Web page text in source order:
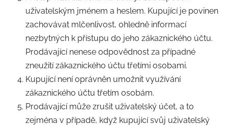
uživatelským jménem a heslem. Kupující je povinen
zachovávat mlčenlivost, ohledně informací
nezbytných k přístupu do jeho zákaznického účtu.
Prodávající nenese odpovědnost za případné
zneužití zákaznického účtu třetími osobami.
Kupující není oprávněn umožnit využívání
zákaznického účtu třetím osobám.
Prodávající může zrušit uživatelský účet, a to
zejména v případě, když kupující svůj uživatelský